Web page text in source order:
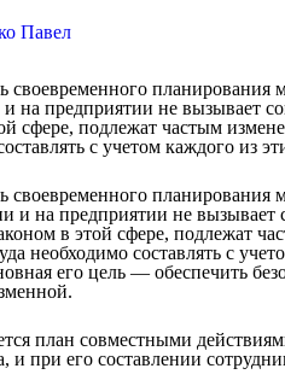
Павел
своевременного
и на предприятии не вызывает
сфере, подлежат частым
с учетом каждого из
своевременного
и на предприятии не
в этой сфере, подлежат
необходимо составлять с
его цель — обеспечить
план совместными
и при его составлении